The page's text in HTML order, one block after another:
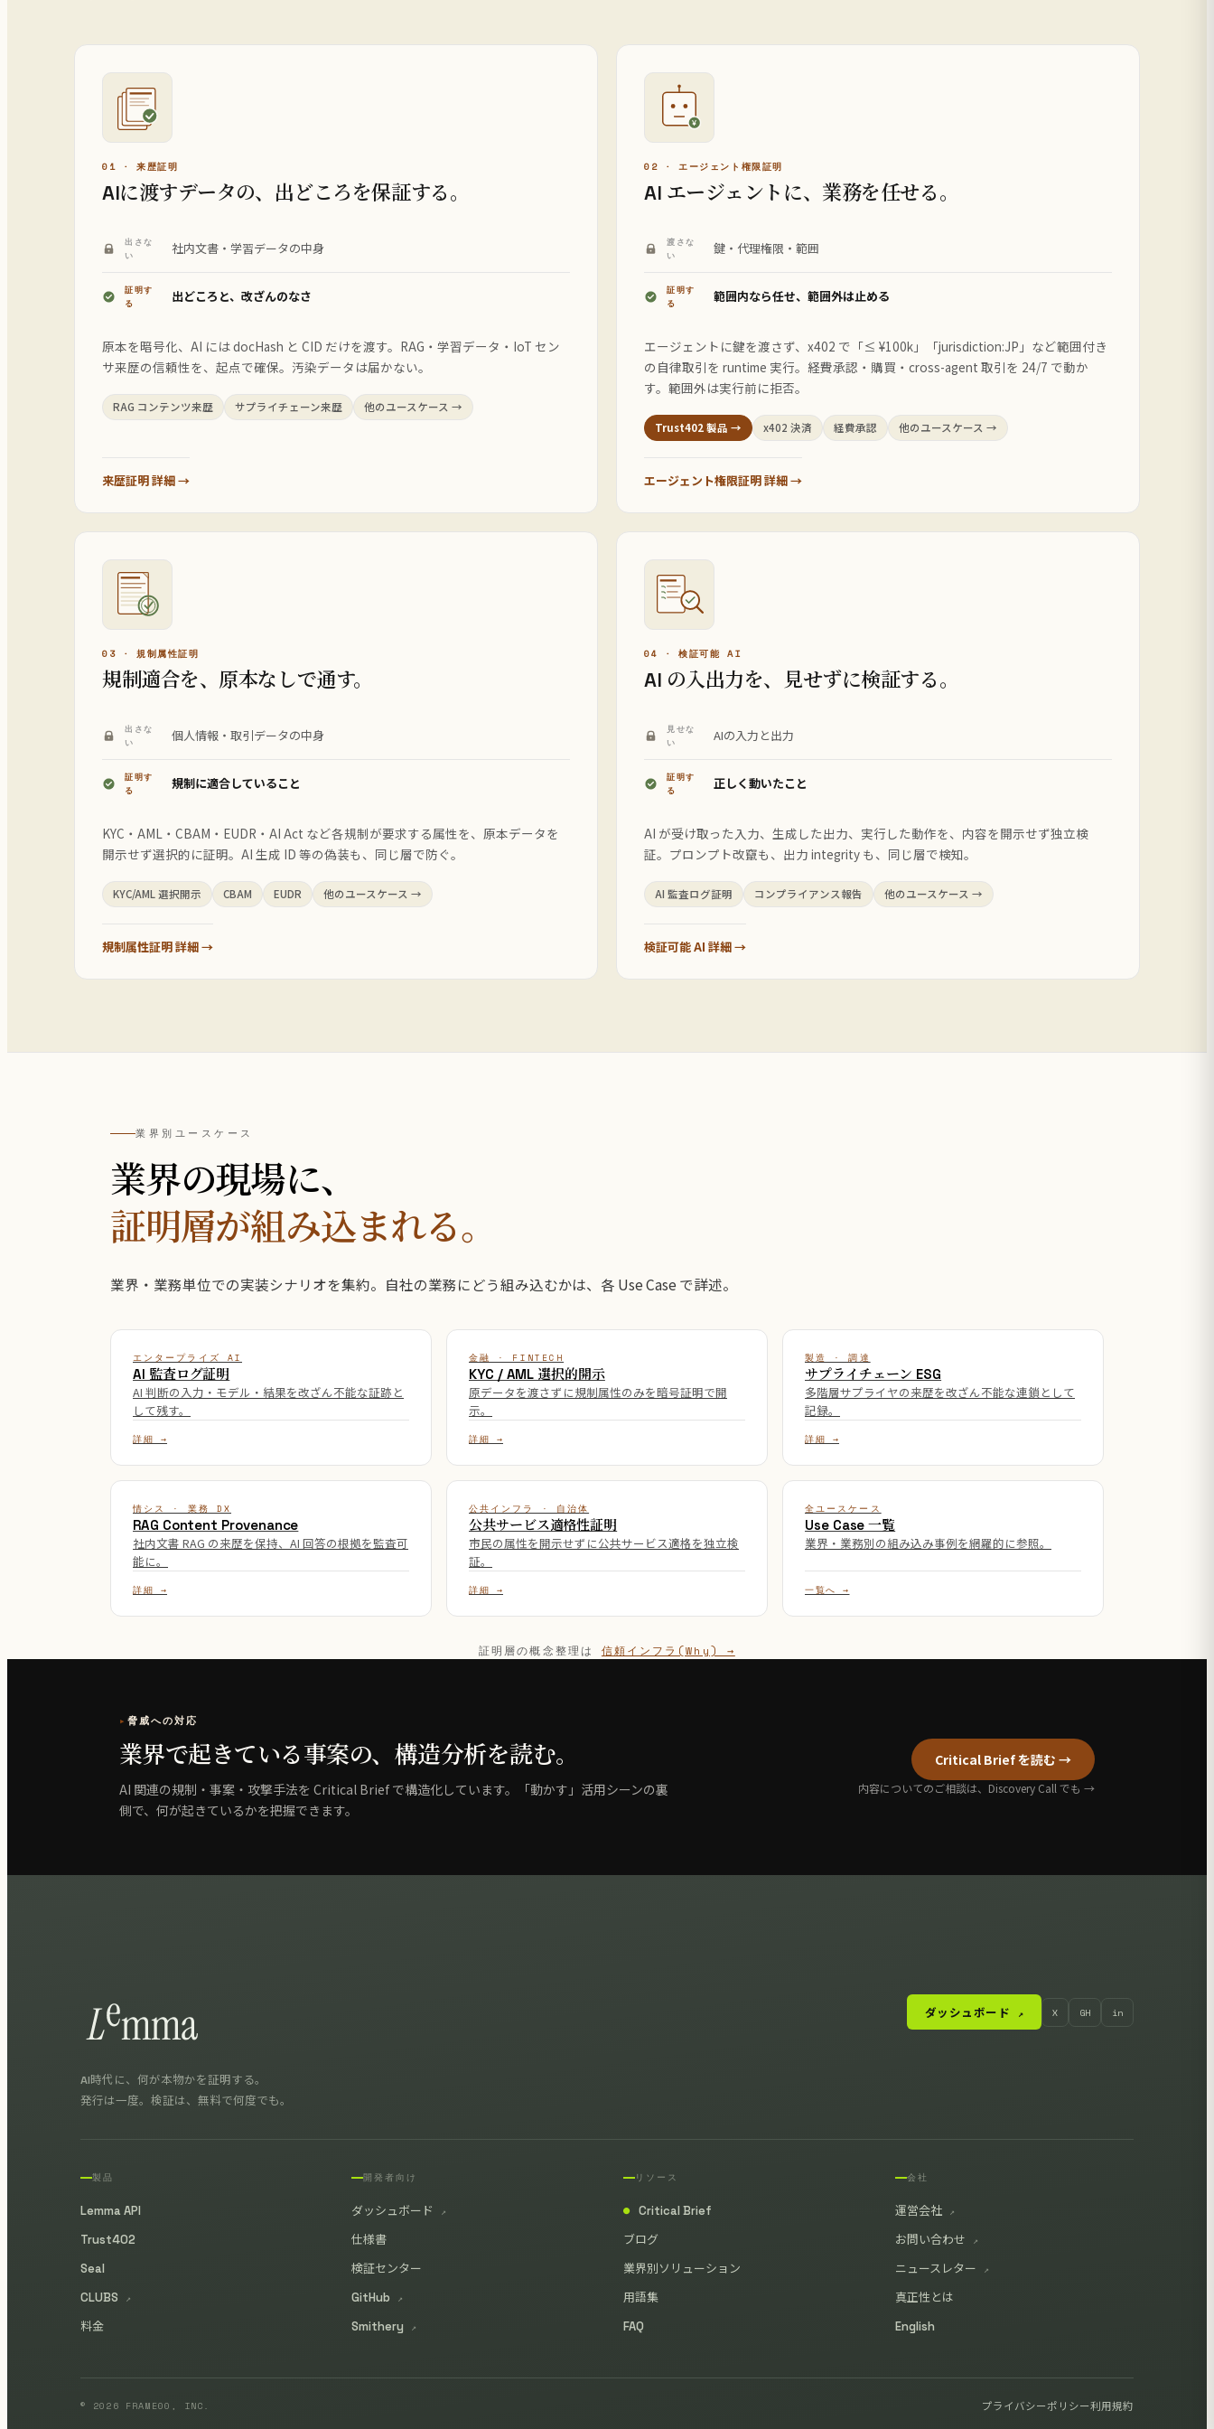
01 · 来歴証明
AIに渡すデータの、出どころを保証する。
出さな
い
社内文書・学習データの中身
証明す
る
出どころと、改ざんのなさ
原本を暗号化、AI には docHash と CID だけを渡す。RAG・学習データ・IoT セン
サ来歴の信頼性を、起点で確保。汚染データは届かない。
RAG コンテンツ来歴 サプライチェーン来歴 他のユースケース →
来歴証明 詳細 →
¥
02 · エージェント権限証明
AI エージェントに、業務を任せる。
渡さな
い
鍵・代理権限・範囲
証明す
る
範囲内なら任せ、範囲外は止める
エージェントに鍵を渡さず、x402 で「≤ ¥100k」「jurisdiction:JP」など範囲付き
の自律取引を runtime 実行。経費承認・購買・cross-agent 取引を 24/7 で動か
す。範囲外は実行前に拒否。
Trust402 製品 → x402 決済 経費承認 他のユースケース →
エージェント権限証明 詳細 →
03 · 規制属性証明
規制適合を、原本なしで通す。
出さな
い
個人情報・取引データの中身
証明す
る
規制に適合していること
KYC・AML・CBAM・EUDR・AI Act など各規制が要求する属性を、原本データを
開示せず選択的に証明。AI 生成 ID 等の偽装も、同じ層で防ぐ。
KYC/AML 選択開示 CBAM EUDR 他のユースケース →
規制属性証明 詳細 →
04 · 検証可能 AI
AI の入出力を、見せずに検証する。
見せな
い
AIの入力と出力
証明す
る
正しく動いたこと
AI が受け取った入力、生成した出力、実行した動作を、内容を開示せず独立検
証。プロンプト改竄も、出力 integrity も、同じ層で検知。
AI 監査ログ証明 コンプライアンス報告 他のユースケース →
検証可能 AI 詳細 →
業界別ユースケース
業界の現場に、
証明層が組み込まれる。
業界・業務単位での実装シナリオを集約。自社の業務にどう組み込むかは、各 Use Case で詳述。
エンタープライズ AI
AI 監査ログ証明
AI 判断の入力・モデル・結果を改ざん不能な証跡と
して残す。
詳細 →
金融 · FINTECH
KYC / AML 選択的開示
原データを渡さずに規制属性のみを暗号証明で開
示。
詳細 →
製造 · 調達
サプライチェーン ESG
多階層サプライヤの来歴を改ざん不能な連鎖として
記録。
詳細 →
情シス · 業務 DX
RAG Content Provenance
社内文書 RAG の来歴を保持、AI 回答の根拠を監査可
能に。
詳細 →
公共インフラ · 自治体
公共サービス適格性証明
市民の属性を開示せずに公共サービス適格を独立検
証。
詳細 →
全ユースケース
Use Case 一覧
業界・業務別の組み込み事例を網羅的に参照。
一覧へ →
証明層の概念整理は 信頼インフラ(Why) →
脅威への対応
業界で起きている事案の、構造分析を読む。
AI 関連の規制・事案・攻撃手法を Critical Brief で構造化しています。「動かす」活用シーンの裏
側で、何が起きているかを把握できます。
Critical Brief を読む →
内容についてのご相談は、Discovery Call でも →
AI時代に、何が本物かを証明する。
発行は一度。検証は、無料で何度でも。
ダッシュボード ↗ X GH in
製品
Lemma API
Trust402
Seal
CLUBS
↗
料金
開発者向け
ダッシュボード ↗
仕様書
検証センター
GitHub
↗
Smithery ↗
リソース
●
Critical Brief
ブログ
業界別ソリューション
用語集
FAQ
会社
運営会社 ↗
お問い合わせ ↗
ニュースレター ↗
真正性とは
English
© 2026 FRAME00, INC. プライバシーポリシー利用規約